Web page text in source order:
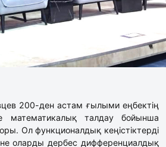
200-ден астам ғылыми еңбектің
математикалық талдау бойынша
Ол функционалдық кеңістіктерді
оларды дербес дифференциалдық